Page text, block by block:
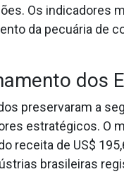
Os indicadores
da pecuária de
dos
preservaram a
estratégicos. O
receita de US$
brasileiras